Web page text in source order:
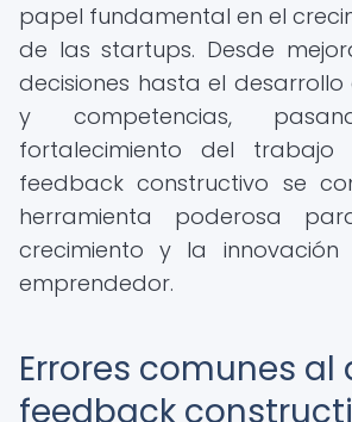
papel fundamental en el
de las startups. Desde
decisiones hasta el
y competencias,
fortalecimiento del
feedback constructivo se
herramienta poderosa
crecimiento y la
emprendedor.
Errores comunes al
feedback